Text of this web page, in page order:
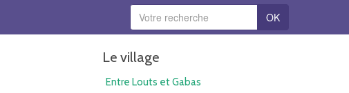
OK
Le village
Entre Louts et Gabas